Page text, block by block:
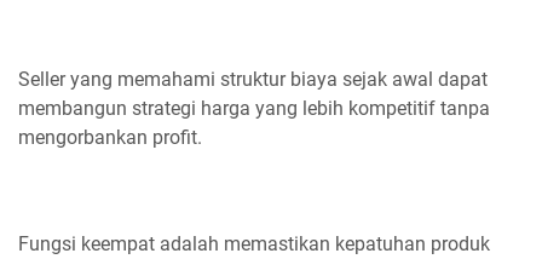
Seller yang memahami struktur biaya sejak awal dapat
membangun strategi harga yang lebih kompetitif tanpa
mengorbankan profit.
Fungsi keempat adalah memastikan kepatuhan produk